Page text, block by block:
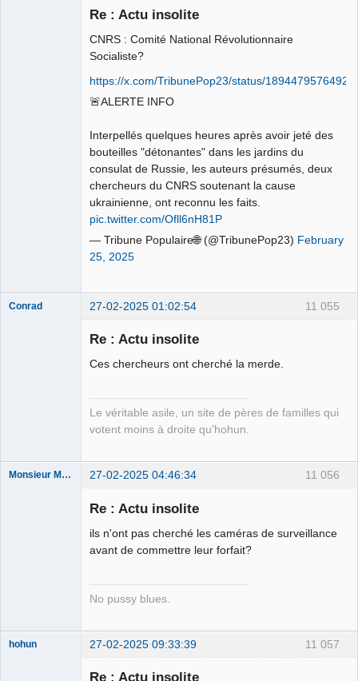
Re : Actu insolite
CNRS : Comité National Révolutionnaire
Socialiste?
https://x.com/TribunePop23/status/
🚨ALERTE INFO
Interpellés quelques heures après avoir jeté des
bouteilles "détonantes" dans les jardins du
consulat de Russie, les auteurs présumés, deux
chercheurs du CNRS soutenant la cause
ukrainienne, ont reconnu les faits.
pic.twitter.com/Ofll6nH81P
— Tribune Populaire🌐 (@TribunePop23) February
25, 2025
11 055
Conrad 27-02-2025 01:02:54
Re : Actu insolite
Ces chercheurs ont cherché la merde.
Le véritable asile, un site de pères de familles qui
votent moins à droite qu'hohun.
11 056
Monsieur Maurice 27-02-2025 04:46:34
Re : Actu insolite
ils n'ont pas cherché les caméras de surveillance
avant de commettre leur forfait?
No pussy blues.
11 057
hohun 27-02-2025 09:33:39
Re : Actu insolite